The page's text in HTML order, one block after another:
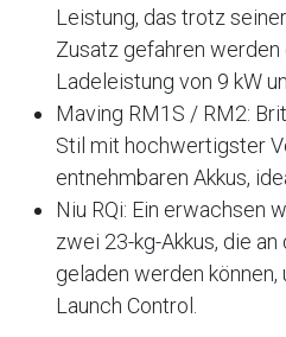
Leistung, das trotz
Zusatz gefahren
Ladeleistung von 9 kW
Maving RM1S / RM2:
Stil mit hochwertigster
entnehmbaren Akkus,
Niu RQi: Ein erwachsen
zwei 23-kg-Akkus, die
geladen werden
Launch Control.